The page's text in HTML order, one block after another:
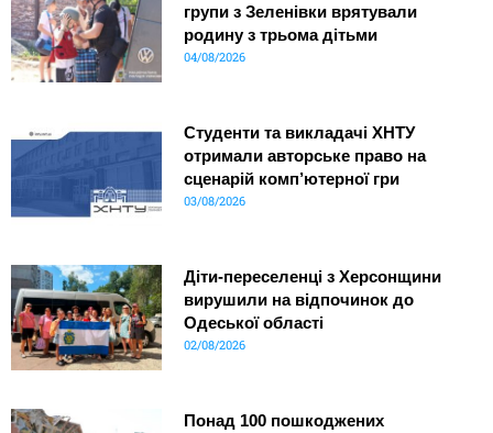
групи з Зеленівки врятували
родину з трьома дітьми
04/08/2026
Студенти та викладачі ХНТУ
отримали авторське право на
сценарій комп’ютерної гри
03/08/2026
Діти-переселенці з Херсонщини
вирушили на відпочинок до
Одеської області
02/08/2026
Понад 100 пошкоджених